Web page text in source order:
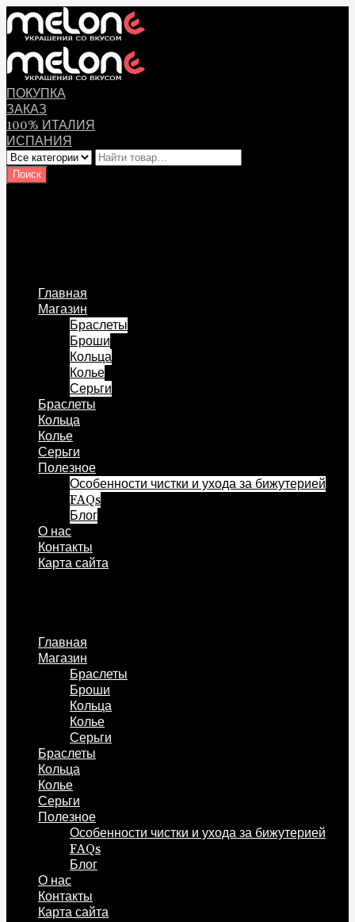
ПОКУПКА
ЗАКАЗ
100% ИТАЛИЯ
ИСПАНИЯ
Главная
Магазин
Браслеты
Броши
Кольца
Колье
Серьги
Браслеты
Кольца
Колье
Серьги
Полезное
Особенности чистки и ухода за бижутерией
FAQs
Блог
О нас
Контакты
Карта сайта
Главная
Магазин
Браслеты
Броши
Кольца
Колье
Серьги
Браслеты
Кольца
Колье
Серьги
Полезное
Особенности чистки и ухода за бижутерией
FAQs
Блог
О нас
Контакты
Карта сайта